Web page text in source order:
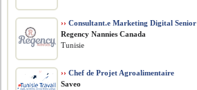
›› Consultant.e Marketing Digital Senior
Regency Nannies Canada
Tunisie
›› Chef de Projet Agroalimentaire
Saveo